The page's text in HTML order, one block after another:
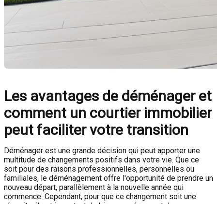
Les avantages de déménager et
comment un courtier immobilier
peut faciliter votre transition
Déménager est une grande décision qui peut apporter une
multitude de changements positifs dans votre vie. Que ce
soit pour des raisons professionnelles, personnelles ou
familiales, le déménagement offre l'opportunité de prendre un
nouveau départ, parallèlement à la nouvelle année qui
commence. Cependant, pour que ce changement soit une